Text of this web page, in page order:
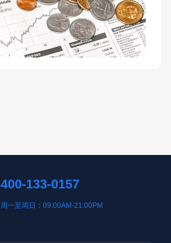
400-133-0157
周一至周日：09:00AM-21:00PM